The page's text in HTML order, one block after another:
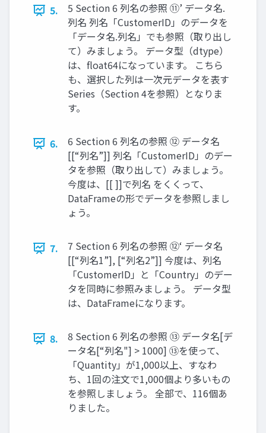
5.
5 Section 6 列名の参照 ⑪’ データ名.
列名 列名「CustomerID」のデータを
「データ名.列名」でも参照（取り出し
て）みましょう。 データ型（dtype）
は、float64になっています。 こちら
も、選択した列は一次元データを表す
Series（Section 4を参照）となりま
す。
6.
6 Section 6 列名の参照 ⑫ データ名
[[“列名”]] 列名「CustomerID」のデー
タを参照（取り出して）みましょう。
今度は、[[ ]]で列名 をくくって、
DataFrameの形でデータを参照しまし
ょう。
7.
7 Section 6 列名の参照 ⑫‘ データ名
[[“列名1”], [“列名2”]] 今度は、列名
「CustomerID」と「Country」のデー
タを同時に参照みましょう。 データ型
は、DataFrameになります。
8.
8 Section 6 列名の参照 ⑬ データ名[デ
ータ名[“列名"] > 1000] ⑬を使って、
「Quantity」が1,000以上、すなわ
ち、1回の注文で1,000個より多いもの
を参照しましょう。 全部で、116個あ
りました。